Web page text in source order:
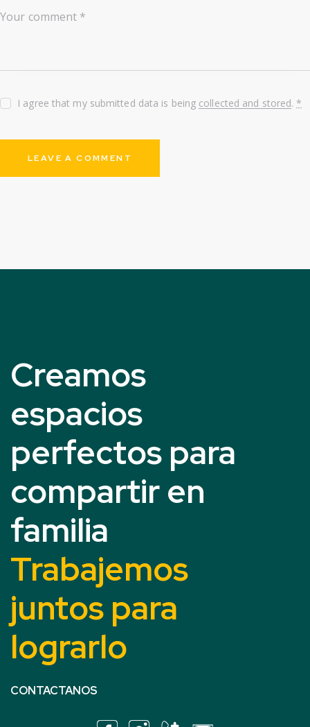
I agree that my submitted data is being collected and stored. *
Creamos
espacios
perfectos para
compartir en
familia
Trabajemos
juntos para
lograrlo
CONTACTANOS